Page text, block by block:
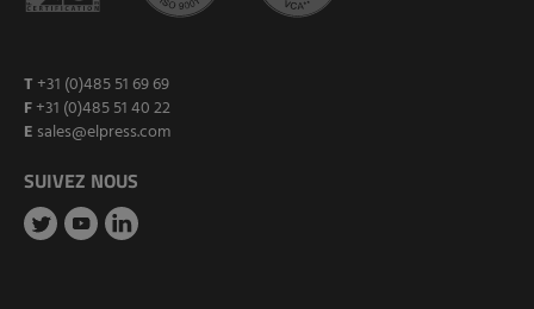
T +31 (0)485 51 69 69
F+31 (0)485 51 40 22
E sales@elpress.com
SUIVEZ NOUS